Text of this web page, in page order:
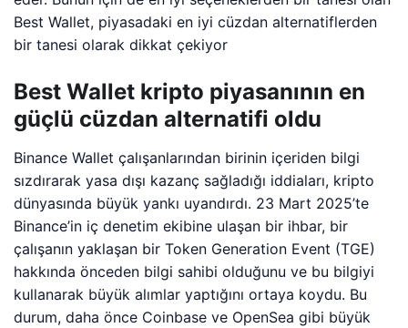
Best Wallet, piyasadaki en iyi cüzdan alternatiflerden
bir tanesi olarak dikkat çekiyor
Best Wallet kripto piyasanının en
güçlü cüzdan alternatifi oldu
Binance Wallet çalışanlarından birinin içeriden bilgi
sızdırarak yasa dışı kazanç sağladığı iddiaları, kripto
dünyasında büyük yankı uyandırdı. 23 Mart 2025’te
Binance’in iç denetim ekibine ulaşan bir ihbar, bir
çalışanın yaklaşan bir Token Generation Event (TGE)
hakkında önceden bilgi sahibi olduğunu ve bu bilgiyi
kullanarak büyük alımlar yaptığını ortaya koydu. Bu
durum, daha önce Coinbase ve OpenSea gibi büyük